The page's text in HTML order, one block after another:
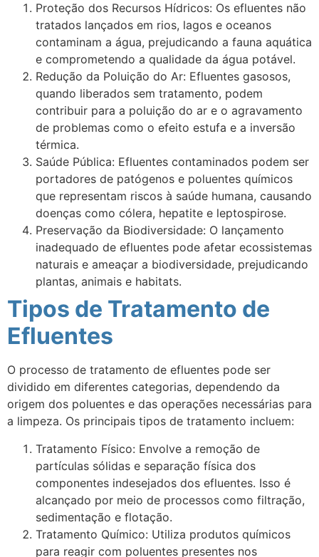
Proteção dos Recursos Hídricos: Os efluentes não
tratados lançados em rios, lagos e oceanos
contaminam a água, prejudicando a fauna aquática
e comprometendo a qualidade da água potável.
Redução da Poluição do Ar: Efluentes gasosos,
quando liberados sem tratamento, podem
contribuir para a poluição do ar e o agravamento
de problemas como o efeito estufa e a inversão
térmica.
Saúde Pública: Efluentes contaminados podem ser
portadores de patógenos e poluentes químicos
que representam riscos à saúde humana, causando
doenças como cólera, hepatite e leptospirose.
Preservação da Biodiversidade: O lançamento
inadequado de efluentes pode afetar ecossistemas
naturais e ameaçar a biodiversidade, prejudicando
plantas, animais e habitats.
Tipos de Tratamento de
Efluentes
O processo de tratamento de efluentes pode ser
dividido em diferentes categorias, dependendo da
origem dos poluentes e das operações necessárias para
a limpeza. Os principais tipos de tratamento incluem:
Tratamento Físico: Envolve a remoção de
partículas sólidas e separação física dos
componentes indesejados dos efluentes. Isso é
alcançado por meio de processos como filtração,
sedimentação e flotação.
Tratamento Químico: Utiliza produtos químicos
para reagir com poluentes presentes nos